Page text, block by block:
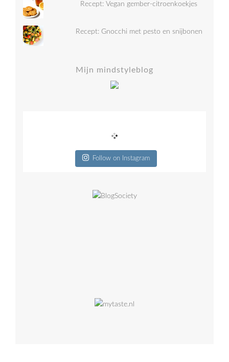
Recept: Vegan gember-citroenkoekjes
Recept: Gnocchi met pesto en snijbonen
Mijn mindstyleblog
Follow on Instagram